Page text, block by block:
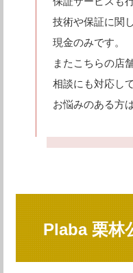
技術や保証に関
現金のみです。
またこちらの店
相談にも対応し
お悩みのある方
Plaba 栗林